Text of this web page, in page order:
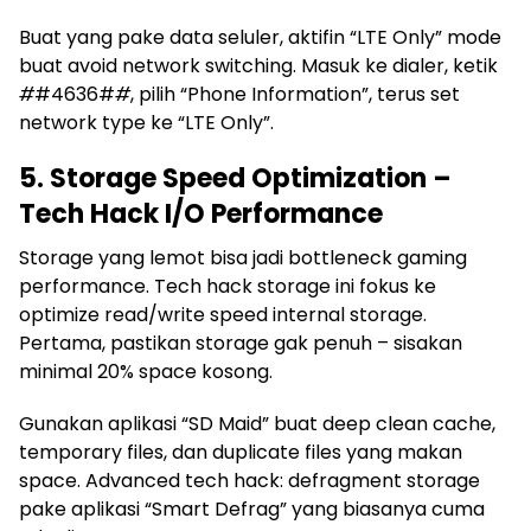
Buat yang pake data seluler, aktifin “LTE Only” mode
buat avoid network switching. Masuk ke dialer, ketik
##4636##, pilih “Phone Information”, terus set
network type ke “LTE Only”.
5. Storage Speed Optimization –
Tech Hack I/O Performance
Storage yang lemot bisa jadi bottleneck gaming
performance. Tech hack storage ini fokus ke
optimize read/write speed internal storage.
Pertama, pastikan storage gak penuh – sisakan
minimal 20% space kosong.
Gunakan aplikasi “SD Maid” buat deep clean cache,
temporary files, dan duplicate files yang makan
space. Advanced tech hack: defragment storage
pake aplikasi “Smart Defrag” yang biasanya cuma